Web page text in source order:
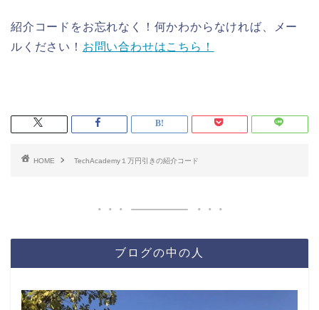
紹介コードをお忘れなく！何かわからなければ、メー
ルください！ お問い合わせはこちら！
HOME TechAcademy１万円引きの紹介コード
ブログの中の人